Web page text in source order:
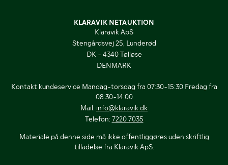
KLARAVIK NETAUKTION
Klaravik ApS
Stengårdsvej 25, Lunderød
DK - 4340 Tølløse
DENMARK
Kontakt kundeservice Mandag-torsdag fra 07:30-15:30 Fredag fra
08:30-14:00
Mail: info@klaravik.dk
Telefon: 7220 7035
Materiale på denne side må ikke offentliggøres uden skriftlig
tilladelse fra Klaravik ApS.